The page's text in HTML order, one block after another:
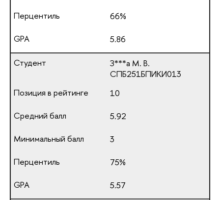
66%
5.86
З***а М. В.
СПБ251БПИКИ013
10
5.92
3
75%
5.57